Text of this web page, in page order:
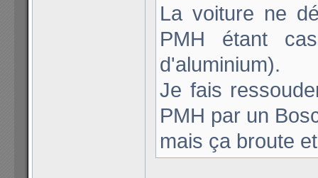
La voiture ne
PMH étant
d'aluminium).
Je fais
PMH par un
mais ça broute